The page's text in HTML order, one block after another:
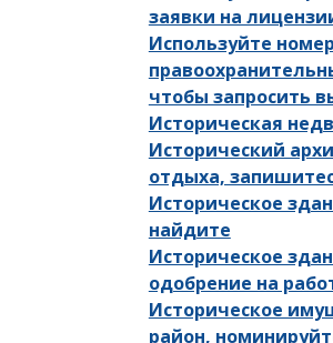
заявки на
Используйте
чтобы запросить
Историческая
Исторический
отдыха,
Историческое
найдите
Историческое
одобрение на
Историческое
район,